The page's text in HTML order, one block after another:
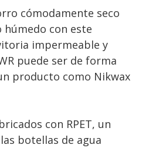
cómodamente seco
con este
impermeable y
puede ser de forma
producto como Nikwax
con RPET, un
botellas de agua